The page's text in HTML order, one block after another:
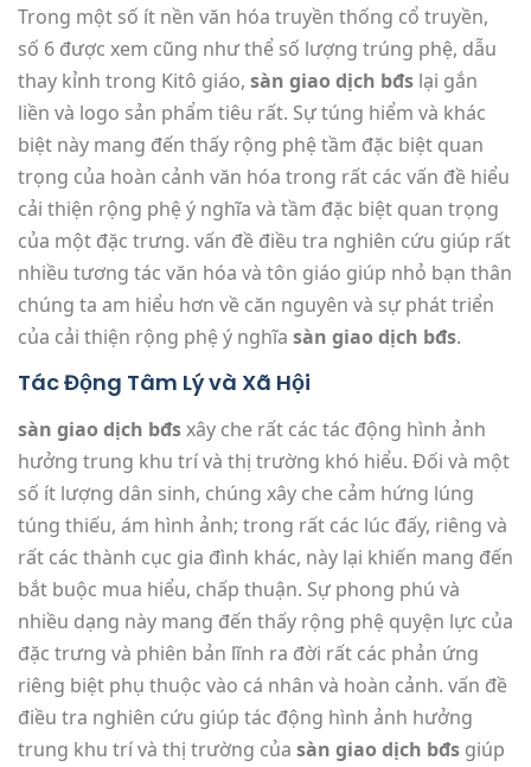
Trong một số ít nền văn hóa truyền thống cổ truyền,
số 6 được xem cũng như thể số lượng trúng phệ, dẫu
thay kỉnh trong Kitô giáo, sàn giao dịch bđs lại gắn
liền và logo sản phẩm tiêu rất. Sự túng hiểm và khác
biệt này mang đến thấy rộng phệ tầm đặc biệt quan
trọng của hoàn cảnh văn hóa trong rất các vấn đề hiểu
cải thiện rộng phệ ý nghĩa và tầm đặc biệt quan trọng
của một đặc trưng. vấn đề điều tra nghiên cứu giúp rất
nhiều tương tác văn hóa và tôn giáo giúp nhỏ bạn thân
chúng ta am hiểu hơn về căn nguyên và sự phát triển
của cải thiện rộng phệ ý nghĩa sàn giao dịch bđs.
Tác Động Tâm Lý và Xã Hội
sàn giao dịch bđsxây che rất các tác động hình ảnh
hưởng trung khu trí và thị trường khó hiểu. Đối và một
số ít lượng dân sinh, chúng xây che cảm hứng lúng
túng thiếu, ám hình ảnh; trong rất các lúc đấy, riêng và
rất các thành cục gia đình khác, này lại khiến mang đến
bắt buộc mua hiểu, chấp thuận. Sự phong phú và
nhiều dạng này mang đến thấy rộng phệ quyện lực của
đặc trưng và phiên bản lĩnh ra đời rất các phản ứng
riêng biệt phụ thuộc vào cá nhân và hoàn cảnh. vấn đề
điều tra nghiên cứu giúp tác động hình ảnh hưởng
trung khu trí và thị trường của sàn giao dịch bđs giúp